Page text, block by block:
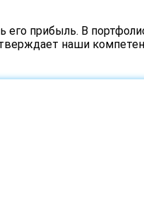
прибыль. В
наши